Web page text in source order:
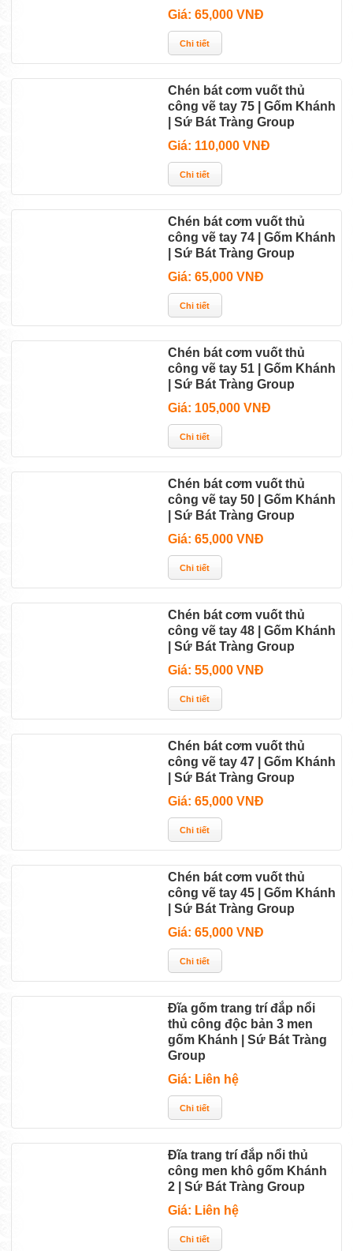
Giá: 65,000 VNĐ
Chén bát cơm vuốt thủ
công vẽ tay 75 | Gốm Khánh
| Sứ Bát Tràng Group
Giá: 110,000 VNĐ
Chén bát cơm vuốt thủ
công vẽ tay 74 | Gốm Khánh
| Sứ Bát Tràng Group
Giá: 65,000 VNĐ
Chén bát cơm vuốt thủ
công vẽ tay 51 | Gốm Khánh
| Sứ Bát Tràng Group
Giá: 105,000 VNĐ
Chén bát cơm vuốt thủ
công vẽ tay 50 | Gốm Khánh
| Sứ Bát Tràng Group
Giá: 65,000 VNĐ
Chén bát cơm vuốt thủ
công vẽ tay 48 | Gốm Khánh
| Sứ Bát Tràng Group
Giá: 55,000 VNĐ
Chén bát cơm vuốt thủ
công vẽ tay 47 | Gốm Khánh
| Sứ Bát Tràng Group
Giá: 65,000 VNĐ
Chén bát cơm vuốt thủ
công vẽ tay 45 | Gốm Khánh
| Sứ Bát Tràng Group
Giá: 65,000 VNĐ
Đĩa gốm trang trí đắp nổi
thủ công độc bản 3 men
gốm Khánh | Sứ Bát Tràng
Group
Giá: Liên hệ
Đĩa trang trí đắp nổi thủ
công men khô gốm Khánh
2 | Sứ Bát Tràng Group
Giá: Liên hệ